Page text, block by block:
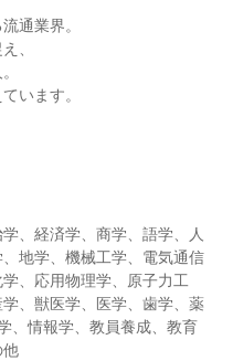
通業界。
、
います。
、経済学、商学、語学、人
地学、機械工学、電気通信
、応用物理学、原子力工
、獣医学、医学、歯学、薬
、情報学、教員養成、教育
他